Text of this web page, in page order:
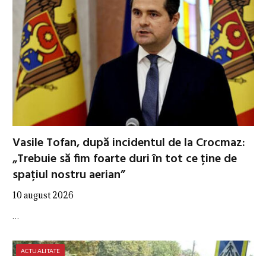
Vasile Tofan, după incidentul de la Crocmaz:
„Trebuie să fim foarte duri în tot ce ține de
spațiul nostru aerian”
10 august 2026
…
ACTUALITATE